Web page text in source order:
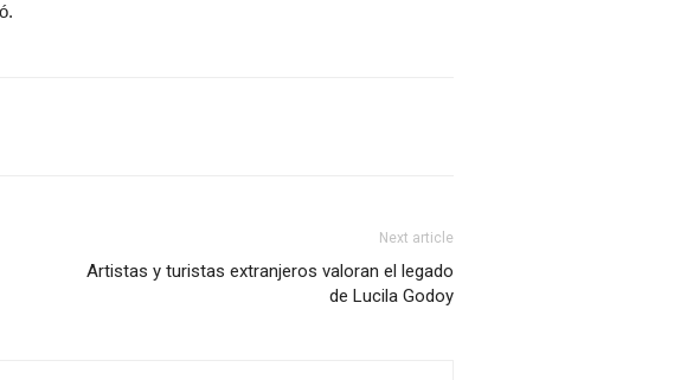
Next article
Artistas y turistas extranjeros valoran el legado
de Lucila Godoy